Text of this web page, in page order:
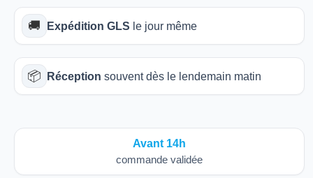
🚚 Expédition GLS le jour même
📦 Réception souvent dès le lendemain matin
Avant 14h
commande validée